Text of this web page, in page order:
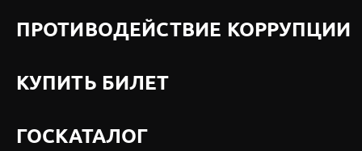
ПРОТИВОДЕЙСТВИЕ КОРРУПЦИИ
КУПИТЬ БИЛЕТ
ГОСКАТАЛОГ